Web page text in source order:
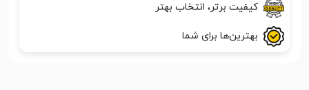
کیفیت برتر، انتخاب بهتر
بهترین‌ها برای شما